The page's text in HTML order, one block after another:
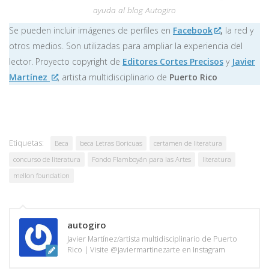
ayuda al blog Autogiro
Se pueden incluir imágenes de perfiles en Facebook , la red y
otros medios. Son utilizadas para ampliar la experiencia del
lector. Proyecto copyright de Editores Cortes Precisos y Javier
Martínez
, artista multidisciplinario de Puerto Rico
Etiquetas: Beca beca Letras Boricuas
certamen de literatura
concurso de literatura
Fondo Flamboyán para las Artes
literatura
mellon foundation
autogiro
Javier Martínez/artista multidisciplinario de Puerto
Rico | Visite @javiermartinezarte en Instagram